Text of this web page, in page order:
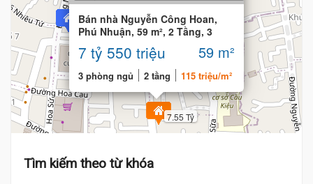
7.55 Tỷ
7.4 Tỷ
Bán nhà Nguyễn Công Hoan,
Phú Nhuận, 59 m², 2 Tầng, 3
phòng ngủ
7 tỷ 550 triệu 59 m²
3 phòng ngủ 2 tầng 115 triệu/m²
Tìm kiếm theo từ khóa